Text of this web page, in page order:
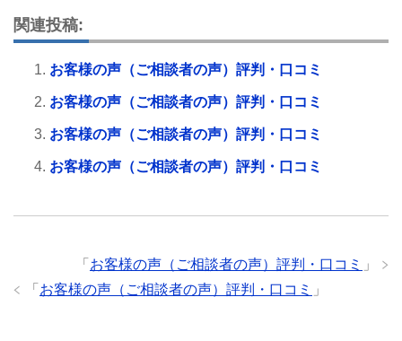
関連投稿:
お客様の声（ご相談者の声）評判・口コミ
お客様の声（ご相談者の声）評判・口コミ
お客様の声（ご相談者の声）評判・口コミ
お客様の声（ご相談者の声）評判・口コミ
「 お客様の声（ご相談者の声）評判・口コミ
」
「 お客様の声（ご相談者の声）評判・口コミ 」